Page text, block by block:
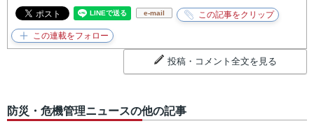
e-mail
投稿・コメント全文を見る
防災・危機管理ニュースの他の記事